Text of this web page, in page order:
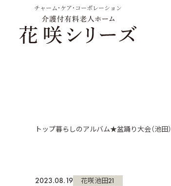
チャーム・ケア・コーポレーション
トップ暮らしのアルバム★盆踊り大会（池田）
2023.08.19 花咲池田21